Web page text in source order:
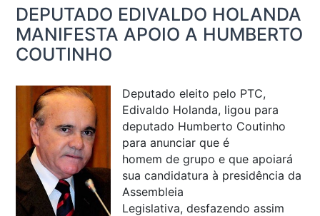
DEPUTADO EDIVALDO HOLANDA
MANIFESTA APOIO A HUMBERTO
COUTINHO
Deputado eleito pelo PTC,
Edivaldo Holanda, ligou para
deputado Humberto Coutinho
para anunciar que é
homem de grupo e que apoiará
sua candidatura à presidência da
Assembleia
Legislativa, desfazendo assim